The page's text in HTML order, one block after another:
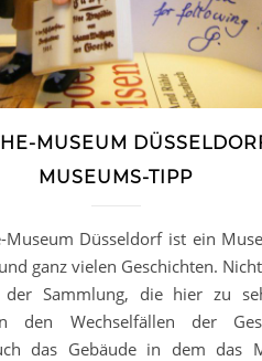
MUSEUM
MUSEUMS-TIPP
Museum Düsseldorf ist ein
ganz vielen Geschichten.
der Sammlung, die hier zu
den Wechselfällen der
das Gebäude in dem das